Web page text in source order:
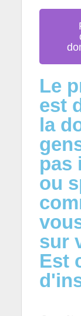
Le
est
la
pas
ou
sur
Est